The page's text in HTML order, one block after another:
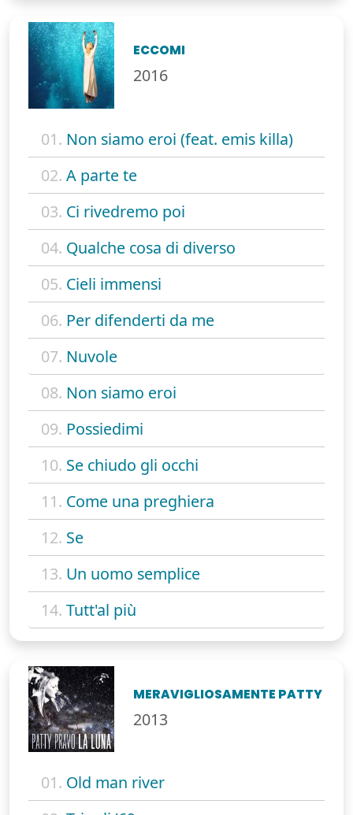
ECCOMI
2016
01. Non siamo eroi (feat. emis killa)
02. A parte te
03. Ci rivedremo poi
04. Qualche cosa di diverso
05. Cieli immensi
06. Per difenderti da me
07. Nuvole
08. Non siamo eroi
09. Possiedimi
10. Se chiudo gli occhi
11. Come una preghiera
12. Se
13. Un uomo semplice
14. Tutt'al più
MERAVIGLIOSAMENTE PATTY
2013
01. Old man river